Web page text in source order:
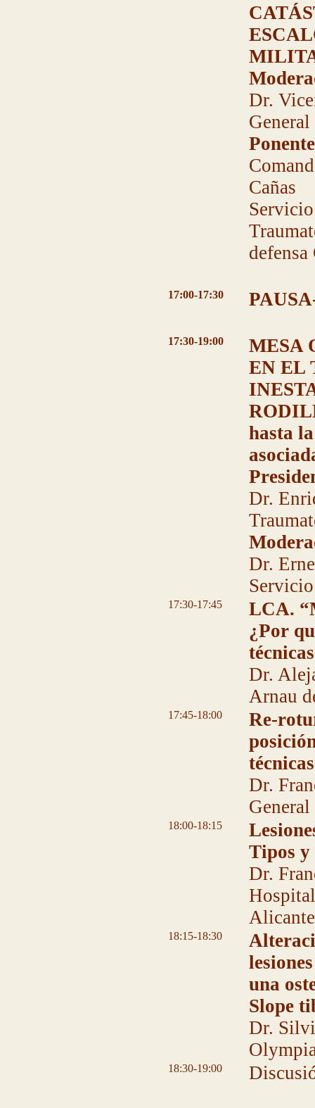
Dr.
Cañas
17:00-17:30
17:30-19:00
MESA
EN EL
hasta
Dr.
Dr.
17:30-17:45
LCA.
¿Por
Dr.
Arnau
17:45-18:00
Re-
Dr.
18:00-18:15
Tipos
Dr.
Alicante
18:15-18:30
una
Slope
Dr.
18:30-19:00